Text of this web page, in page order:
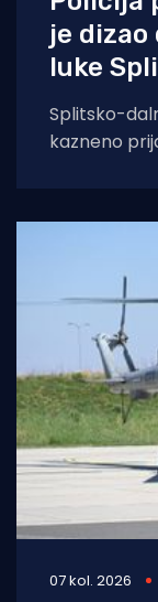
je
luke
Splitsko-
kazneno
07 kol. 2026